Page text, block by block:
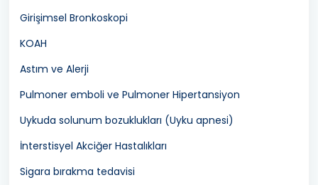
Girişimsel Bronkoskopi
KOAH
Astım ve Alerji
Pulmoner emboli ve Pulmoner Hipertansiyon
Uykuda solunum bozuklukları (Uyku apnesi)
İnterstisyel Akciğer Hastalıkları
Sigara bırakma tedavisi